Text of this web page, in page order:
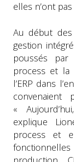
elles n’ont
Au début
gestion
poussés par
process et la
l’ERP dans
convenaient
«
explique
process et